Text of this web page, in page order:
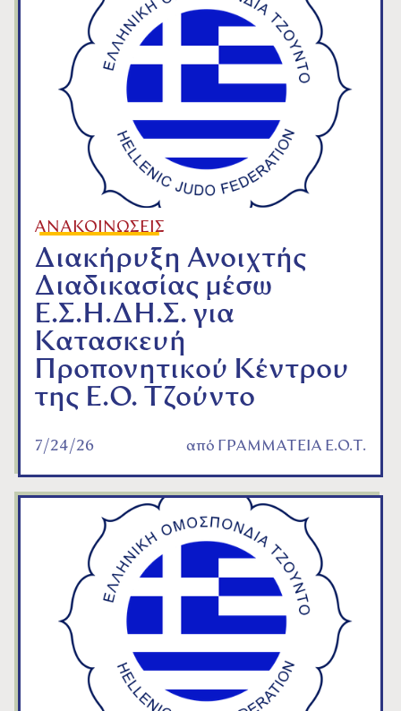
ΑΝΑΚΟΙΝΩΣΕΙΣ
Διακήρυξη Ανοιχτής
Διαδικασίας μέσω
Ε.Σ.Η.ΔΗ.Σ. για
Κατασκευή
Προπονητικού Κέντρου
της Ε.Ο. Τζούντο
7/24/26 από ΓΡΑΜΜΑΤΕΙΑ Ε.Ο.Τ.